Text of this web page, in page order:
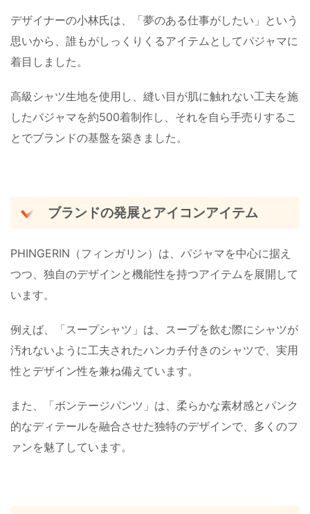
デザイナーの小林氏は、「夢のある仕事がしたい」という
思いから、誰もがしっくりくるアイテムとしてパジャマに
着目しました。
高級シャツ生地を使用し、縫い目が肌に触れない工夫を施
したパジャマを約500着制作し、それを自ら手売りするこ
とでブランドの基盤を築きました。
ブランドの発展とアイコンアイテム
PHINGERIN（フィンガリン）は、パジャマを中心に据え
つつ、独自のデザインと機能性を持つアイテムを展開して
います。
例えば、「スープシャツ」は、スープを飲む際にシャツが
汚れないように工夫されたハンカチ付きのシャツで、実用
性とデザイン性を兼ね備えています。
また、「ボンテージパンツ」は、柔らかな素材感とパンク
的なディテールを融合させた独特のデザインで、多くのフ
ァンを魅了しています。